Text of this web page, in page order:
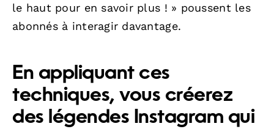
le haut pour en savoir plus ! » poussent les
abonnés à interagir davantage.
En appliquant ces
techniques, vous créerez
des légendes Instagram qui